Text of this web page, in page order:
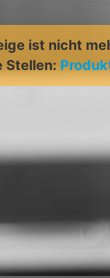
ist nicht
Stellen: